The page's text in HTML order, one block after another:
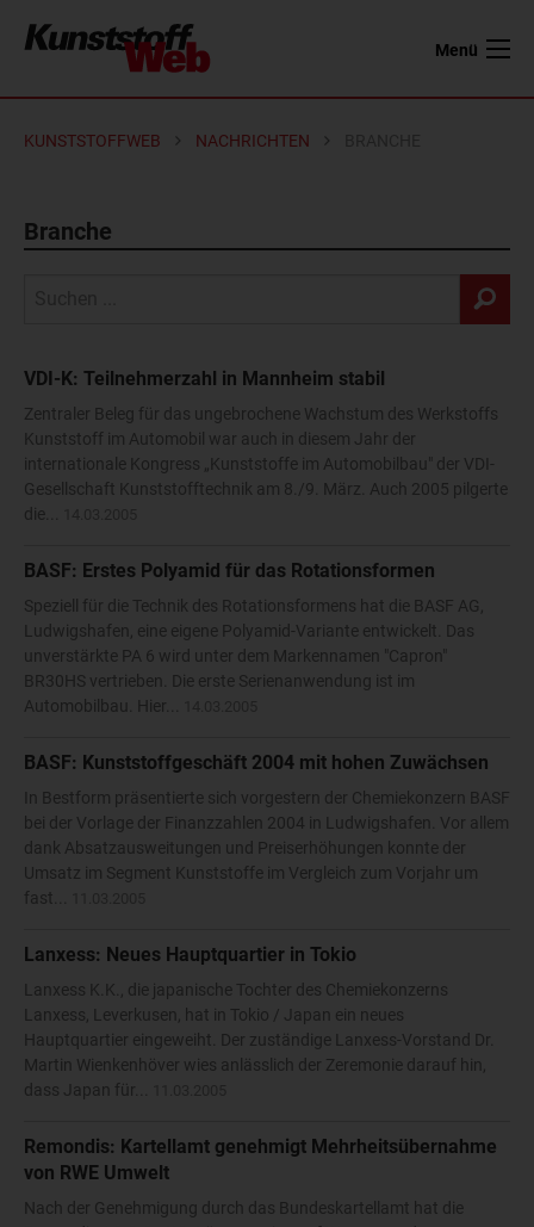
Menü
KUNSTSTOFFWEB NACHRICHTEN
Branche
VDI-K: Teilnehmerzahl in Mannheim stabil
Zentraler Beleg für das ungebrochene Wachstum des Werkstoffs
Kunststoff im Automobil war auch in diesem Jahr der
internationale Kongress „Kunststoffe im Automobilbau" der VDI-
Gesellschaft Kunststofftechnik am 8./9. März. Auch 2005 pilgerte
die...
BASF: Erstes Polyamid für das Rotationsformen
Speziell für die Technik des Rotationsformens hat die BASF AG,
Ludwigshafen, eine eigene Polyamid-Variante entwickelt. Das
unverstärkte PA 6 wird unter dem Markennamen "Capron"
BR30HS vertrieben. Die erste Serienanwendung ist im
Automobilbau. Hier...
BASF: Kunststoffgeschäft 2004 mit hohen Zuwächsen
In Bestform präsentierte sich vorgestern der Chemiekonzern BASF
bei der Vorlage der Finanzzahlen 2004 in Ludwigshafen. Vor allem
dank Absatzausweitungen und Preiserhöhungen konnte der
Umsatz im Segment Kunststoffe im Vergleich zum Vorjahr um
fast...
Lanxess: Neues Hauptquartier in Tokio
Lanxess K.K., die japanische Tochter des Chemiekonzerns
Lanxess, Leverkusen, hat in Tokio / Japan ein neues
Hauptquartier eingeweiht. Der zuständige Lanxess-Vorstand Dr.
Martin Wienkenhöver wies anlässlich der Zeremonie darauf hin,
dass Japan für...
Remondis: Kartellamt genehmigt Mehrheitsübernahme
von RWE Umwelt
Nach der Genehmigung durch das Bundeskartellamt hat die